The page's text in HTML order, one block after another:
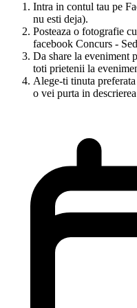
Intra in contul tau pe
nu esti deja).
Posteaza o fotografie
facebook Concurs -
Da share la eveniment
toti prietenii la
Alege-ti tinuta
o vei purta in